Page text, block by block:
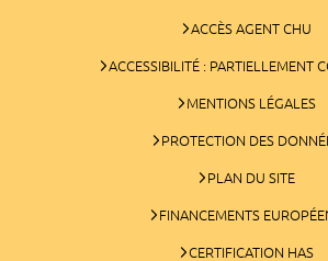
ACCÈS AGENT CHU
ACCESSIBILITÉ : PARTIELLEMENT
MENTIONS LÉGALES
PROTECTION DES
PLAN DU SITE
FINANCEMENTS
CERTIFICATION HAS